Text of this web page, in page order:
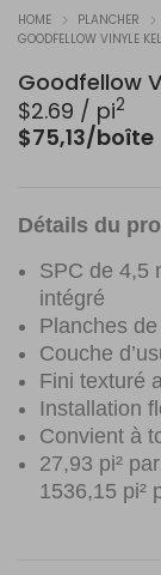
HOME PLANCHER
GOODFELLOW VINYLE
Goodfellow
$2.69 / pi2
$75,13/boîte
Détails du
SPC de 4,5
intégré
Planches
Couche
Fini texturé
Installation
Convient à
27,93 pi²
1536,15 pi²